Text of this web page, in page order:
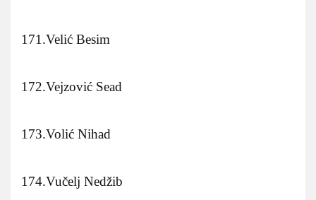
171.Velić Besim
172.Vejzović Sead
173.Volić Nihad
174.Vučelj Nedžib